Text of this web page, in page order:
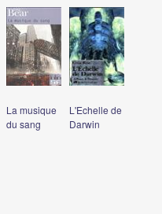
La musique
du sang
L'Echelle de
Darwin